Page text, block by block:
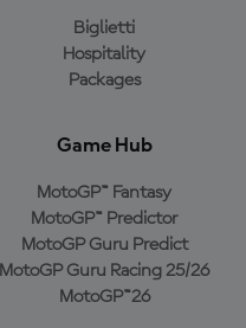
Biglietti
Hospitality
Packages
Game Hub
MotoGP™ Fantasy
MotoGP™ Predictor
MotoGP Guru Predict
MotoGP Guru Racing 25/26
MotoGP™26